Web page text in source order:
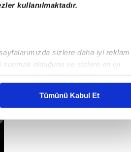
kullanılmaktadır.
sizlere daha iyi reklam
sunmak olduğunu ve sizlere en iyi
maliyetlerimizi karşılamak
ait çerezler kullanılmaktadır. Bu
hizmetlerinin sunulması
Tümünü Kabul Et